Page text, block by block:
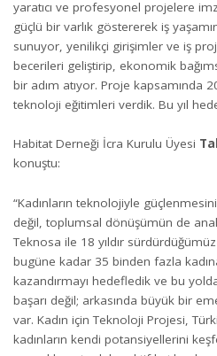
yaratıcı ve profesyonel projelere
güçlü bir varlık göstererek iş
sunuyor, yenilikçi girişimler ve iş
becerileri geliştirip, ekonomik
bir adım atıyor. Proje kapsamında
teknoloji eğitimleri verdik. Bu yıl
Habitat Derneği İcra Kurulu Üyesi
konuştu:
“Kadınların teknolojiyle
değil, toplumsal dönüşümün de
Teknosa ile 18 yıldır
bugüne kadar 35 binden fazla
kazandırmayı hedefledik ve bu
başarı değil; arkasında büyük bir
var. Kadın için Teknoloji Projesi,
kadınların kendi potansiyellerini